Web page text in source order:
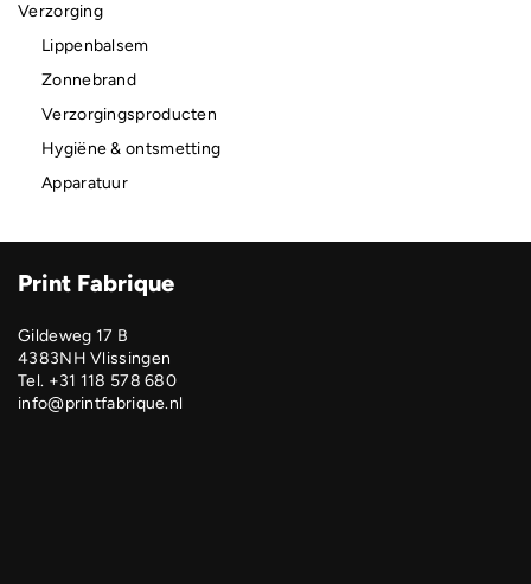
Verzorging
Lippenbalsem
Zonnebrand
Verzorgingsproducten
Hygiëne & ontsmetting
Apparatuur
Print Fabrique
Gildeweg 17 B
4383NH Vlissingen
Tel. +31 118 578 680
info@printfabrique.nl